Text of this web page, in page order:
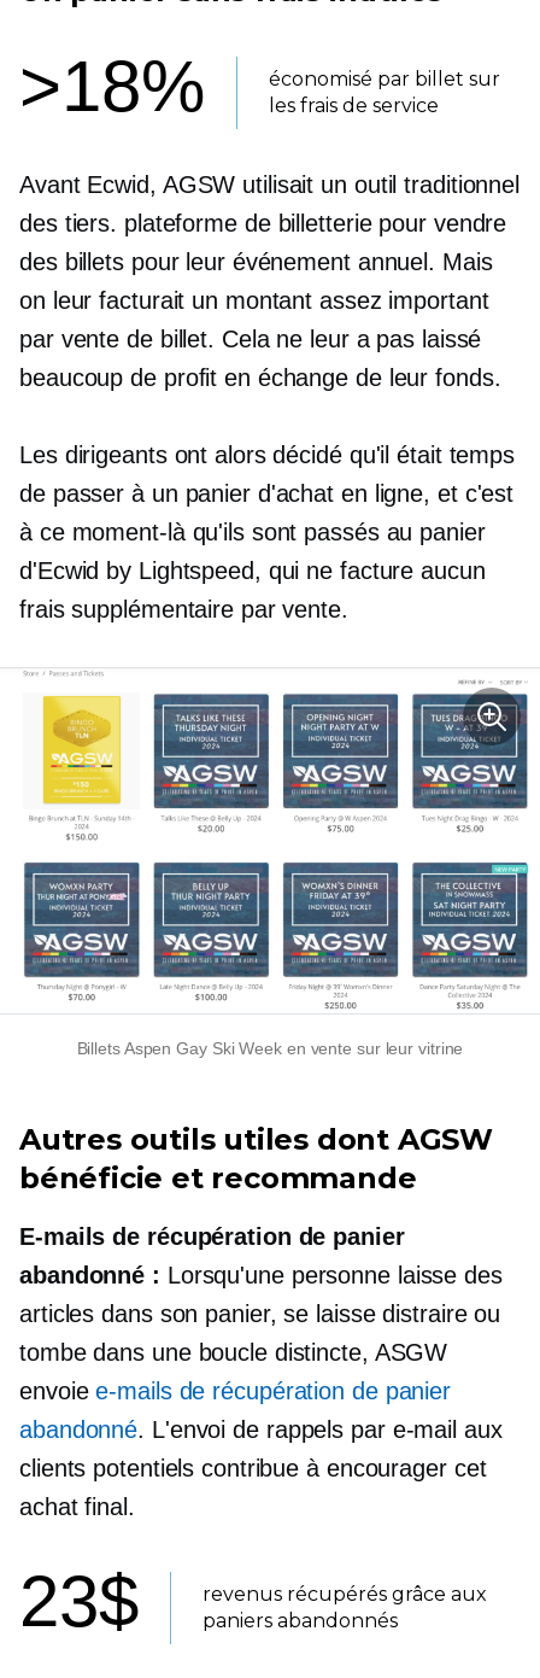
>18%
économisé par billet sur
les frais de service
Avant Ecwid, AGSW utilisait un outil traditionnel
des tiers. plateforme de billetterie pour vendre
des billets pour leur événement annuel. Mais
on leur facturait un montant assez important
par vente de billet. Cela ne leur a pas laissé
beaucoup de profit en échange de leur fonds.
Les dirigeants ont alors décidé qu'il était temps
de passer à un panier d'achat en ligne, et c'est
à ce moment-là qu'ils sont passés au panier
d'Ecwid by Lightspeed, qui ne facture aucun
frais supplémentaire par vente.
Billets Aspen Gay Ski Week en vente sur leur vitrine
Autres outils utiles dont AGSW
bénéficie et recommande
E-mails de récupération de panier
abandonné : Lorsqu'une personne laisse des
articles dans son panier, se laisse distraire ou
tombe dans une boucle distincte, ASGW
envoiee-mails de récupération de panier
abandonné. L'envoi de rappels par e-mail aux
clients potentiels contribue à encourager cet
achat final.
23$
revenus récupérés grâce aux
paniers abandonnés